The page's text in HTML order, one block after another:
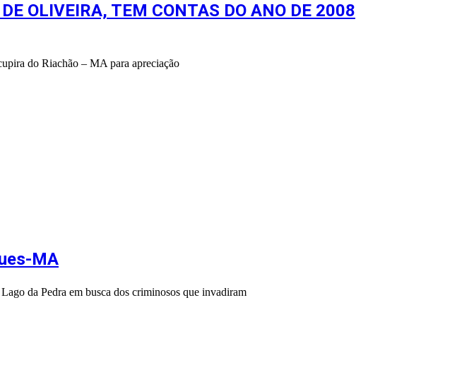
OLIVEIRA, TEM CONTAS DO ANO DE 2008
do Riachão – MA para apreciação
MA
da Pedra em busca dos criminosos que invadiram